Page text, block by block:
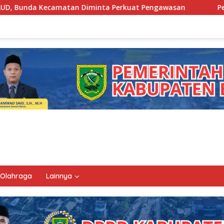
Perkuat Pengawasan Pemkab Berau Siapkan
Olahraga Lainnya